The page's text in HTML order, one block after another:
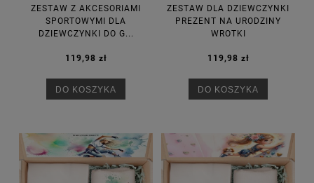
ZESTAW Z AKCESORIAMI
SPORTOWYMI DLA
DZIEWCZYNKI DO G...
119,98 zł
DO KOSZYKA
ZESTAW DLA DZIEWCZYNKI
PREZENT NA URODZINY
WROTKI
119,98 zł
DO KOSZYKA